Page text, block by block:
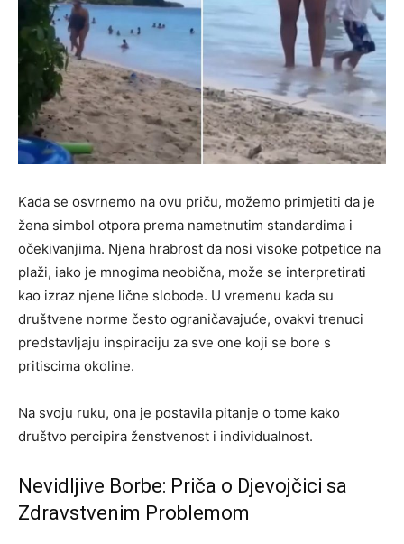
Kada se osvrnemo na ovu priču, možemo primjetiti da je
žena simbol otpora prema nametnutim standardima i
očekivanjima. Njena hrabrost da nosi visoke potpetice na
plaži, iako je mnogima neobična, može se interpretirati
kao izraz njene lične slobode. U vremenu kada su
društvene norme često ograničavajuće, ovakvi trenuci
predstavljaju inspiraciju za sve one koji se bore s
pritiscima okoline.
Na svoju ruku, ona je postavila pitanje o tome kako
društvo percipira ženstvenost i individualnost.
Nevidljive Borbe: Priča o Djevojčici sa
Zdravstvenim Problemom